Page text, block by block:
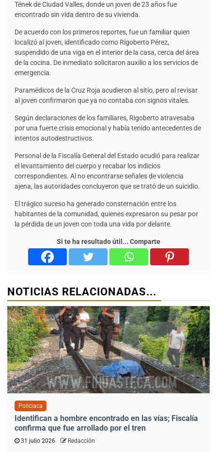
Tének de Ciudad Valles, donde un joven de 23 años fue
encontrado sin vida dentro de su vivienda.
De acuerdo con los primeros reportes, fue un familiar quien
localizó al joven, identificado como Rigoberto Pérez,
suspendido de una viga en el interior de la casa, cerca del área
de la cocina. De inmediato solicitaron auxilio a los servicios de
emergencia.
Paramédicos de la Cruz Roja acudieron al sitio, pero al revisar
al joven confirmaron que ya no contaba con signos vitales.
Según declaraciones de los familiares, Rigoberto atravesaba
por una fuerte crisis emocional y había tenido antecedentes de
intentos autodestructivos.
Personal de la Fiscalía General del Estado acudió para realizar
el levantamiento del cuerpo y recabar los indicios
correspondientes. Al no encontrarse señales de violencia
ajena, las autoridades concluyeron que se trató de un suicidio.
El trágico suceso ha generado consternación entre los
habitantes de la comunidad, quienes expresaron su pesar por
la pérdida de un joven con toda una vida por delante.
Si te ha resultado útil... Comparte
NOTICIAS RELACIONADAS...
Policiaca
Identifican a hombre encontrado en las vías; Fiscalía
confirma que fue arrollado por el tren
31 julio 2026 Redacción